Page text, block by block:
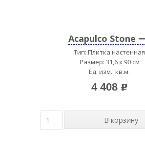
Acapulco Stone
Тип: Плитка настенная
Размер: 31,6 x 90 см
Ед. изм.: кв.м.
4 408 p